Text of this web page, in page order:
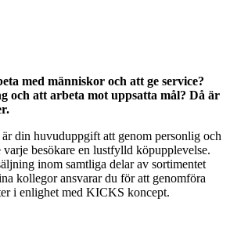
med människor och att ge service?
och att arbeta mot uppsatta mål? Då är
din huvuduppgift att genom personlig och
besökare en lustfylld köpupplevelse.
inom samtliga delar av sortimentet
kollegor ansvarar du för att genomföra
i enlighet med KICKS koncept.